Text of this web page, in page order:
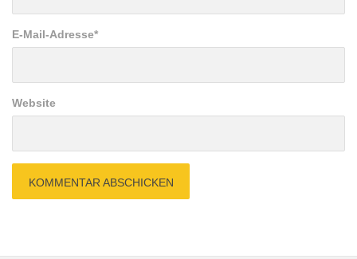
E-Mail-Adresse*
Website